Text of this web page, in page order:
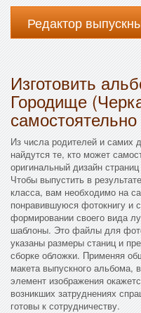
Редактор
Изготовить
Городище
самостоятельно
Из числа родителей и самих
найдутся те, кто может
оригинальный дизайн
Чтобы выпустить в
класса, вам необходимо на
понравившуюся фотокнигу и
формировании своего вида
шаблоны. Это файлы для
указаны размеры станиц и
сборке обложки. Применяя
макета выпускного альбома,
элемент изображения
возникших затруднениях
готовы к сотрудничеству.